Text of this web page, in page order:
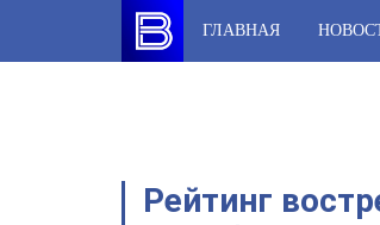
content
ГЛАВНАЯ
Рейтинг